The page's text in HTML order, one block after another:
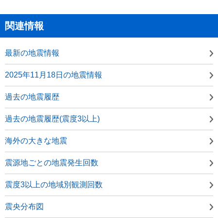
関連情報
最新の地震情報
2025年11月18日の地震情報
過去の地震履歴
過去の地震履歴(震度3以上)
海外の大きな地震
震源地ごとの地震発生回数
震度3以上の地域別観測回数
震央分布図